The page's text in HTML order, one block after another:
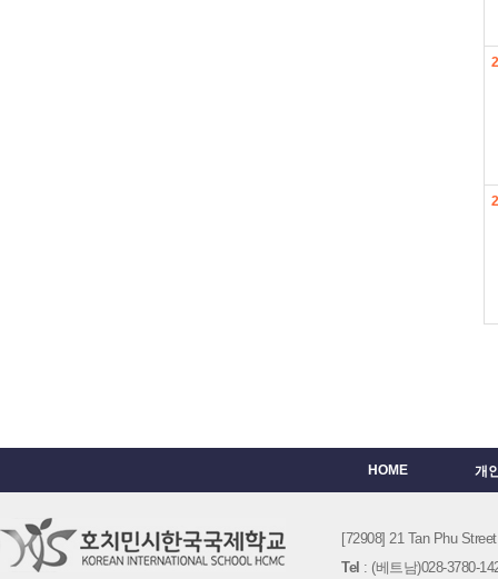
HOME 개
[72908] 21 Tan Phu
Tel : (베트남)028-3780-